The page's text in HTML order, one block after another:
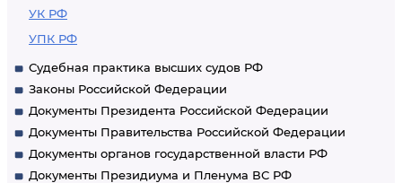
УК РФ
УПК РФ
Судебная практика высших судов РФ
Законы Российской Федерации
Документы Президента Российской Федерации
Документы Правительства Российской Федерации
Документы органов государственной власти РФ
Документы Президиума и Пленума ВС РФ